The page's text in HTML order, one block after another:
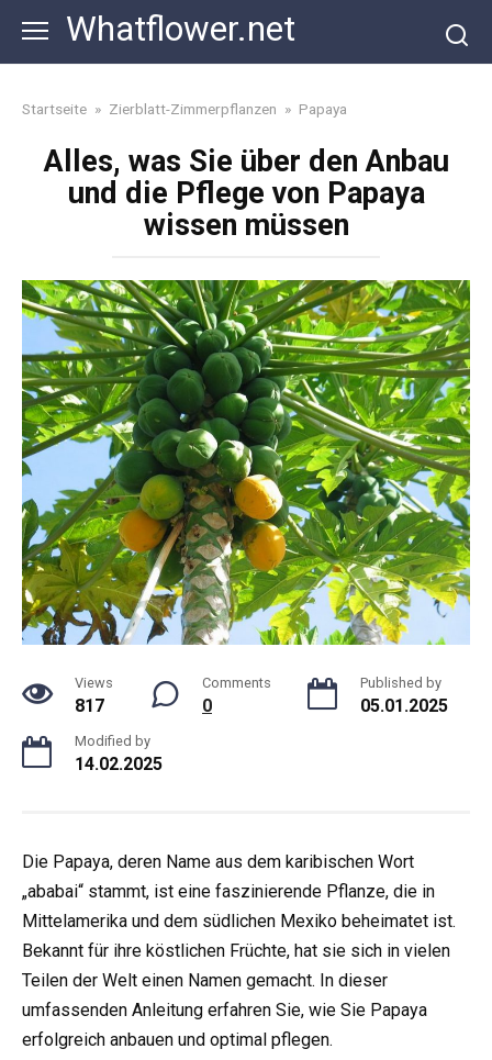
content
Whatflower.net
Startseite » Zierblatt-Zimmerpflanzen » Papaya
Alles, was Sie über den Anbau
und die Pflege von Papaya
wissen müssen
Views
817
Comments
0
Published by
05.01.2025
Modified by
14.02.2025
Die Papaya, deren Name aus dem karibischen Wort
„ababai“ stammt, ist eine faszinierende Pflanze, die in
Mittelamerika und dem südlichen Mexiko beheimatet ist.
Bekannt für ihre köstlichen Früchte, hat sie sich in vielen
Teilen der Welt einen Namen gemacht. In dieser
umfassenden Anleitung erfahren Sie, wie Sie Papaya
erfolgreich anbauen und optimal pflegen.